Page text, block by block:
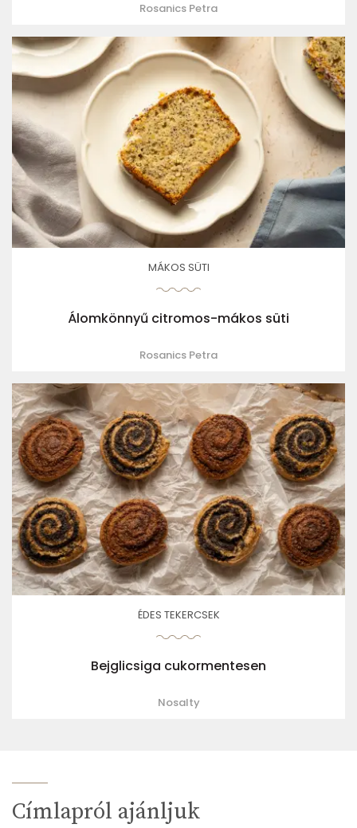
Rosanics Petra
MÁKOS SÜTI
Álomkönnyű citromos-mákos süti
Rosanics Petra
ÉDES TEKERCSEK
Bejglicsiga cukormentesen
Nosalty
Címlapról ajánljuk